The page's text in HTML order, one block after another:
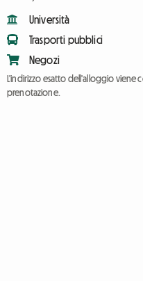
Università
Trasporti pubblici
Negozi
L'indirizzo esatto dell'alloggio viene
prenotazione.